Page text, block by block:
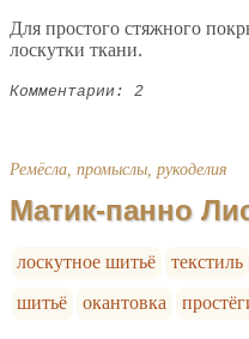
Для простого стяжного
лоскутки ткани.
Комментарии: 2
Ремёсла, промыслы, рукоделия
Матик-панно
лоскутное шитьё текстиль
шитьё
окантовка